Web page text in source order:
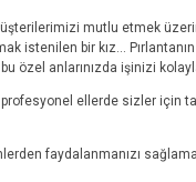
mutlu etmek
istenilen bir kız…
özel anlarınızda işinizi
ellerde sizler için
faydalanmanızı